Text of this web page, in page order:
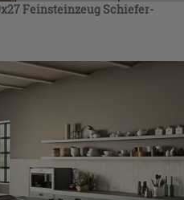
Feinsteinzeug Schiefer-